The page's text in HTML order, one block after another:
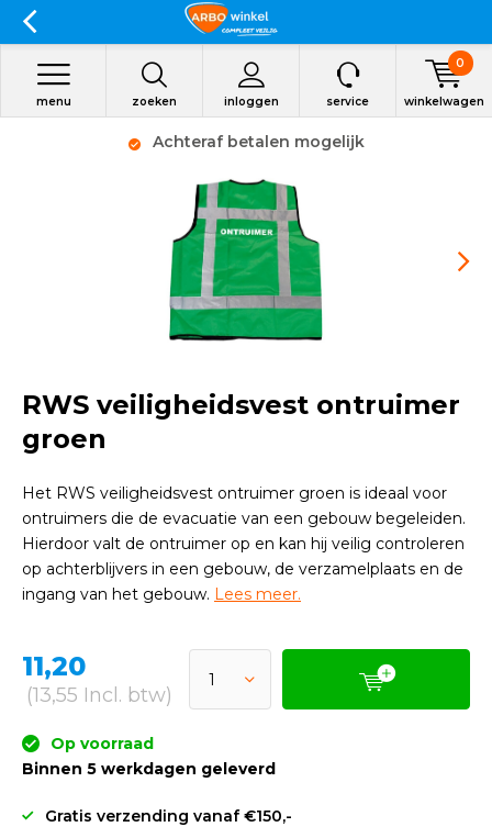
zoeken inloggen
menu service winkelwagen
0
Achteraf betalen mogelijk
RWS veiligheidsvest ontruimer
groen
Het RWS veiligheidsvest ontruimer groen is ideaal voor
ontruimers die de evacuatie van een gebouw begeleiden.
Hierdoor valt de ontruimer op en kan hij veilig controleren
op achterblijvers in een gebouw, de verzamelplaats en de
ingang van het gebouw. Lees meer.
11,20
(13,55 Incl. btw)
Op voorraad
Binnen 5 werkdagen geleverd
Gratis verzending vanaf €150,-